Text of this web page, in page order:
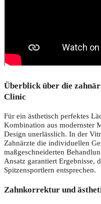
Überblick über die
Clinic
Für ein ästhetisch perfektes
Kombination aus modernster
Design unerlässlich. In der
Zahnärzte die individuellen
maßgeschneiderten
Ansatz garantiert Ergebnisse,
Spitzensportlern entsprechen.
Zahnkorrektur und